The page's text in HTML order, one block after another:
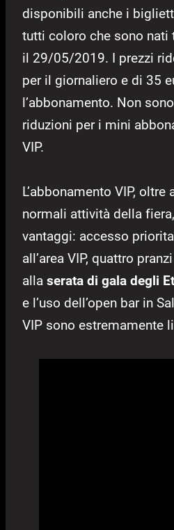
disponibili anche i
tutti coloro che sono
il 29/05/2019. I prezzi
per il giornaliero e di 35
l’abbonamento. Non
riduzioni per i mini
VIP.
L’abbonamento VIP,
normali attività della
vantaggi: accesso
all’area VIP, quattro
alla serata di gala degli
e l’uso dell’open bar in
VIP sono estremamente